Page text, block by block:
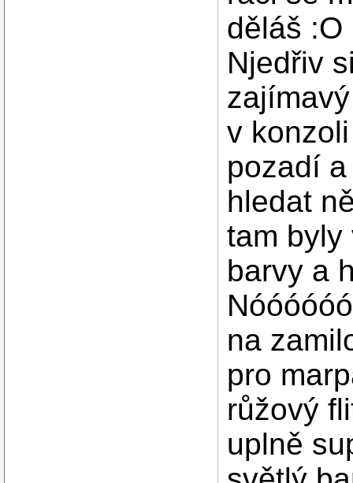
děláš :O
Njedřiv
v
pozadí
hledat
tam byly
barvy a
na
pro
růžový
uplně